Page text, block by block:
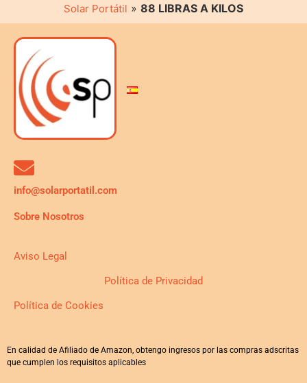
Solar Portátil » 88 LIBRAS A KILOS
info@solarportatil.com
Sobre Nosotros
Aviso Legal
Política de Privacidad
Política de Cookies
En calidad de Afiliado de Amazon, obtengo ingresos por las compras adscritas
que cumplen los requisitos aplicables